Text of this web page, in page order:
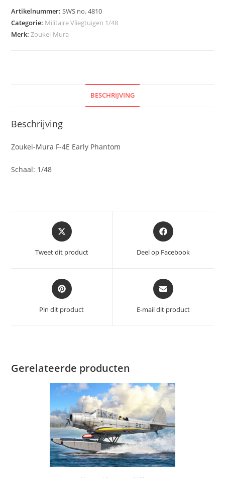
Artikelnummer:SWS no. 4810
Categorie: Militaire Vliegtuigen 1/48
Merk:Zoukei-Mura
BESCHRIJVING
Beschrijving
Zoukei-Mura F-4E Early Phantom
Schaal: 1/48
Opent
in
een
nieuw
Tweet dit product
Opent
in
nieuw
Deel op Facebook
Opent
in
een
nieuw
Pin dit product
Opent
in
een
nieuw
E-mail dit product
Gerelateerde producten